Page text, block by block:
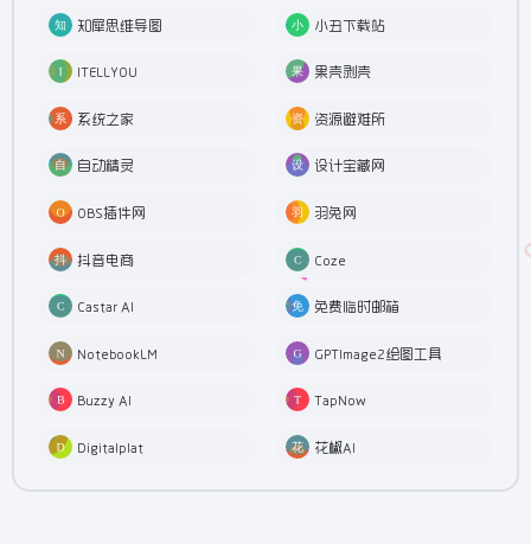
知犀思维导图 小丑下载站
ITELLYOU 果壳剥壳
系统之家 资源避难所
自动精灵 设计宝藏网
OBS插件网 羽兔网
抖音电商 Coze
Castar AI 免费临时邮箱
NotebookLM GPTImage2绘图工具
Buzzy AI TapNow
Digitalplat 花椒AI